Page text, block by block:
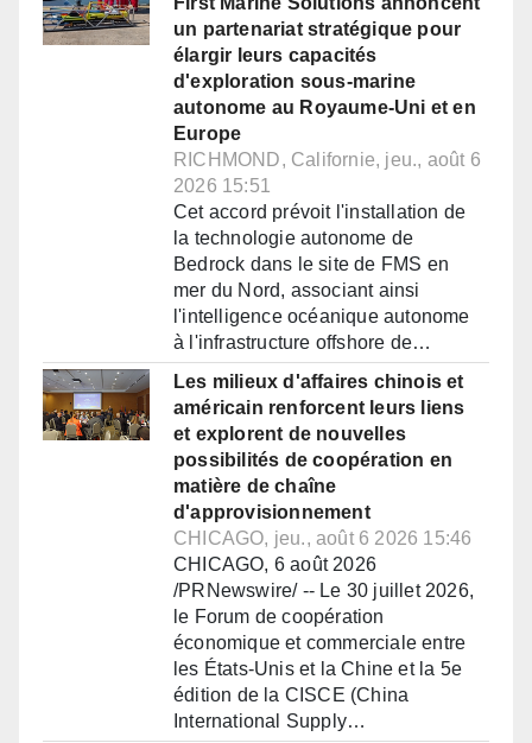
un partenariat stratégique pour
élargir leurs capacités
d'exploration sous-marine
autonome au Royaume-Uni et en
Europe
RICHMOND, Californie, jeu., août 6
2026 15:51
Cet accord prévoit l'installation de
la technologie autonome de
Bedrock dans le site de FMS en
mer du Nord, associant ainsi
l'intelligence océanique autonome
à l'infrastructure offshore de…
Les milieux d'affaires chinois et
américain renforcent leurs liens
et explorent de nouvelles
possibilités de coopération en
matière de chaîne
d'approvisionnement
CHICAGO, jeu., août 6 2026 15:46
CHICAGO, 6 août 2026
/PRNewswire/ -- Le 30 juillet 2026,
le Forum de coopération
économique et commerciale entre
les États-Unis et la Chine et la 5e
édition de la CISCE (China
International Supply…